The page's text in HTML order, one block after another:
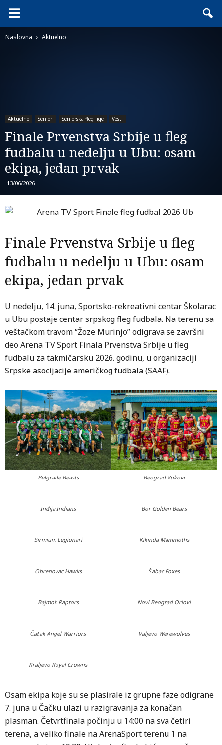
Naslovna Aktuelno
Aktuelno Seniori Seniorska fleg lige Vesti
Finale Prvenstva Srbije u fleg
fudbalu u nedelju u Ubu: osam
ekipa, jedan prvak
13/06/2026
Finale Prvenstva Srbije u fleg
fudbalu u nedelju u Ubu: osam
ekipa, jedan prvak
U nedelju, 14. juna, Sportsko-rekreativni centar Školarac
u Ubu postaje centar srpskog fleg fudbala. Na terenu sa
veštačkom travom “Žoze Murinjo” odigrava se završni
deo Arena TV Sport Finala Prvenstva Srbije u fleg
fudbalu za takmičarsku 2026. godinu, u organizaciji
Srpske asocijacije američkog fudbala (SAAF).
Belgrade Beasts Beograd Vukovi
Inđija Indians Bor Golden Bears
Sirmium Legionari Kikinda Mammoths
Obrenovac Hawks Šabac Foxes
Bajmok Raptors Novi Beograd Orlovi
Čačak Angel Warriors Valjevo Werewolves
Kraljevo Royal Crowns
Osam ekipa koje su se plasirаlе iz grupne faze odigrane
7. juna u Čačku ulazi u razigravanja za konačan
plasman. Četvrtfinala počinju u 14:00 na sva četiri
terena, a veliko finale na ArenaSport terenu 1 na